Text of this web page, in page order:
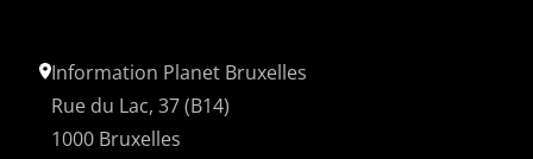
Information Planet Bruxelles
Rue du Lac, 37 (B14)
1000 Bruxelles